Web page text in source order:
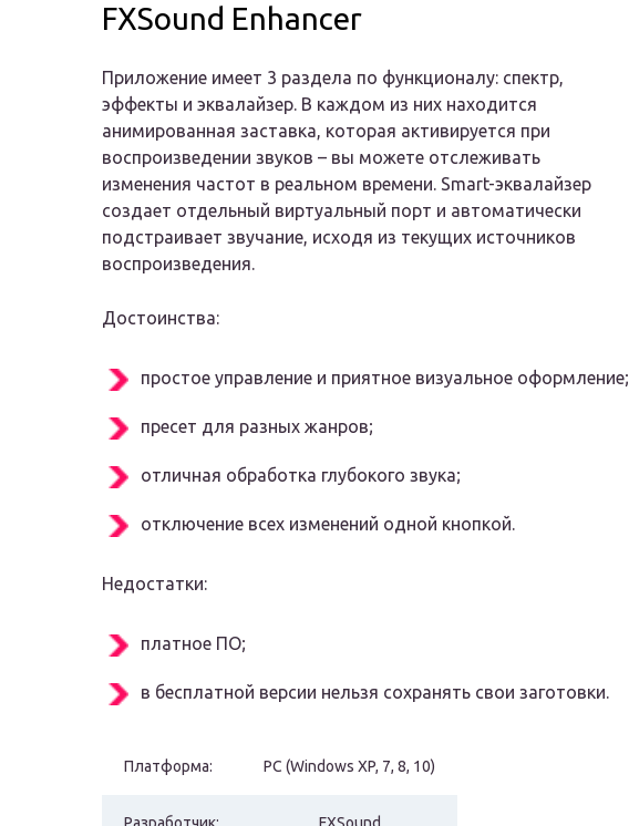
FXSound Enhancer
Приложение имеет 3 раздела по функционалу: спектр,
эффекты и эквалайзер. В каждом из них находится
анимированная заставка, которая активируется при
воспроизведении звуков – вы можете отслеживать
изменения частот в реальном времени. Smart-эквалайзер
создает отдельный виртуальный порт и автоматически
подстраивает звучание, исходя из текущих источников
воспроизведения.
Достоинства:
простое управление и приятное визуальное оформление;
пресет для разных жанров;
отличная обработка глубокого звука;
отключение всех изменений одной кнопкой.
Недостатки:
платное ПО;
в бесплатной версии нельзя сохранять свои заготовки.
Платформа: PC (Windows XP, 7, 8, 10)